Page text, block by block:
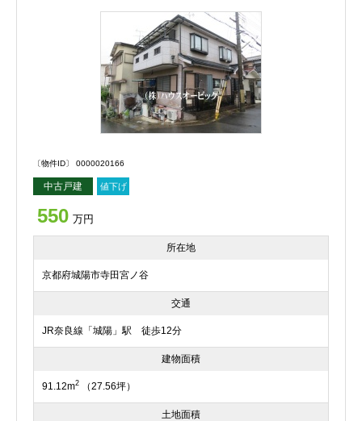
〔物件ID〕 0000020166
中古戸建 値下げ
550 万円
所在地
京都府城陽市寺田宮ノ谷
交通
JR奈良線「城陽」駅 徒歩12分
建物面積
91.12m2 （27.56坪）
土地面積